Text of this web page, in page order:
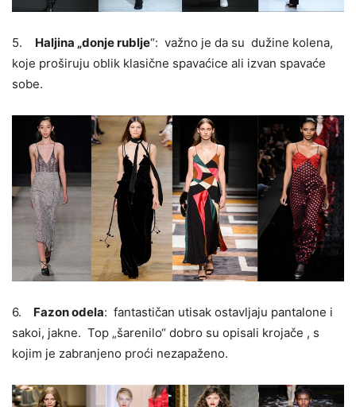
5. Haljina „donje rublje“: važno je da su dužine kolena,
koje proširuju oblik klasične spavaćice ali izvan spavaće
sobe.
6. Fazon odela: fantastičan utisak ostavljaju pantalone i
sakoi, jakne. Top „šarenilo“ dobro su opisali krojače , s
kojim je zabranjeno proći nezapaženo.